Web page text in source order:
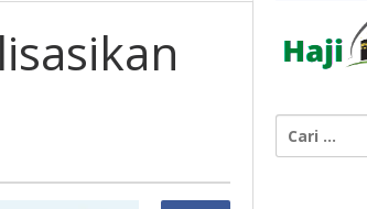
untuk: